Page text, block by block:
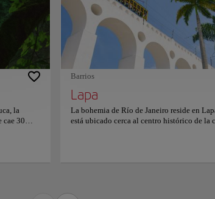
es
a la
la
cae 30
Barrios
Lapa
La bohemia de Río de Janeiro reside en
está ubicado cerca al centro histórico de la
puntos de interés relevantes en la ciudad.
de Janeiro reside en Lapa. Este popular barrio está ubicado
explorar la cultura callejera de Río, conocer su música y probar
y su importancia se refleja en su esplendorosa arquitectura.
de la Lapa tiene un estilo extravagante. El barrio cuenta con
Carioca fue construido en el siglo XVIII rememorando el
atravesarlo con uno de los tranvías de la ciudad.